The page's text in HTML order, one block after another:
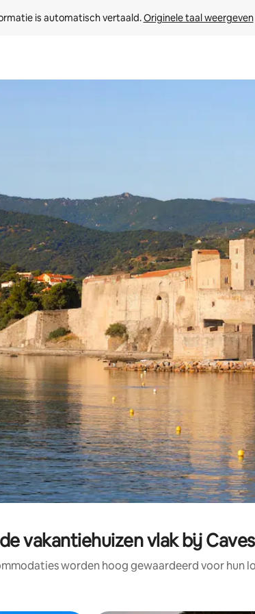
is automatisch vertaald. Originele taal weergeven
de pijltjestoetsen omhoog en omlaag, óf door te tikken
vakantiehuizen vlak bij
worden hoog gewaardeerd voor hun